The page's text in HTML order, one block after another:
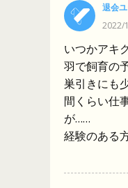
退会
2022/
いつかアキ
羽で飼育の
巣引きにも
間くらい仕
が……
経験のある